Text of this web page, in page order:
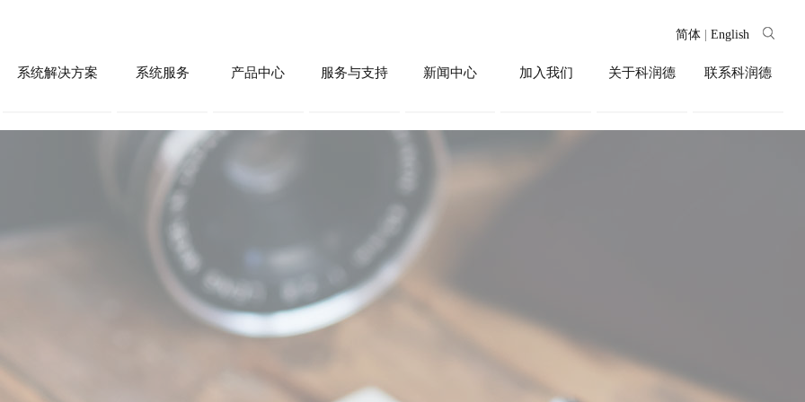
简体 |English
系统解决方案 系统服务 产品中心 服务与支持 新闻中心 加入我们 关于科润德 联系科润德